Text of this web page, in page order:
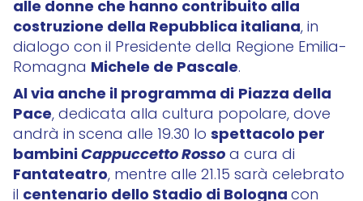
alle donne che hanno contribuito alla
costruzione della Repubblica italiana, in
dialogo con il Presidente della Regione Emilia-
Romagna Michele de Pascale.
Al via anche il programma diPiazza della
Pace, dedicata alla cultura popolare, dove
andrà in scena alle 19.30 lo spettacolo per
bambiniCappuccetto Rossoa cura di
Fantateatro, mentre alle 21.15 sarà celebrato
il centenario dello Stadio di Bolognacon